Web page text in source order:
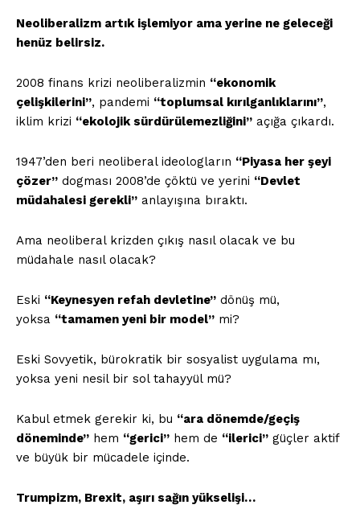
Neoliberalizm artık işlemiyor ama yerine ne geleceği
henüz belirsiz.
2008 finans krizi neoliberalizmin “ekonomik
çelişkilerini”, pandemi “toplumsal kırılganlıklarını”,
iklim krizi “ekolojik sürdürülemezliğini” açığa çıkardı.
1947’den beri neoliberal ideologların “Piyasa her şeyi
çözer” dogması 2008’de çöktü ve yerini “Devlet
müdahalesi gerekli” anlayışına bıraktı.
Ama neoliberal krizden çıkış nasıl olacak ve bu
müdahale nasıl olacak?
Eski “Keynesyen refah devletine” dönüş mü,
yoksa “tamamen yeni bir model” mi?
Eski Sovyetik, bürokratik bir sosyalist uygulama mı,
yoksa yeni nesil bir sol tahayyül mü?
Kabul etmek gerekir ki, bu “ara dönemde/geçiş
döneminde” hem “gerici” hem de “ilerici” güçler aktif
ve büyük bir mücadele içinde.
Trumpizm, Brexit, aşırı sağın yükselişi…